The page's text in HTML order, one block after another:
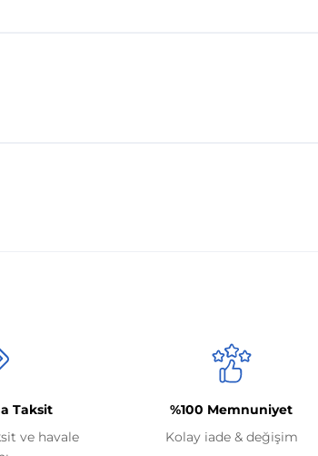
Taksit
ve havale
%100 Memnuniyet
Kolay iade & değişim